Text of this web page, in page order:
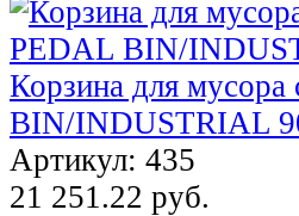
Корзина для
BIN/INDUSTRIAL
Артикул: 435
21 251.22 руб.